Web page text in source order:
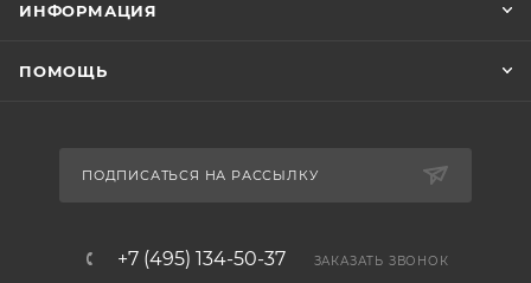
ИНФОРМАЦИЯ
ПОМОЩЬ
ПОДПИСАТЬСЯ НА РАССЫЛКУ
+7 (495) 134-50-37 ЗАКАЗАТЬ ЗВОНОК